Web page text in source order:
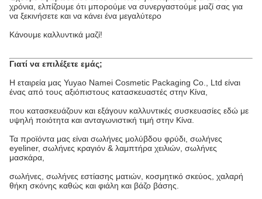
χρόνια, ελπίζουμε ότι μπορούμε να συνεργαστούμε μαζί σας για
να ξεκινήσετε και να κάνει ένα μεγαλύτερο
Κάνουμε καλλυντικά μαζί!
Γιατί να επιλέξετε εμάς;
Η εταιρεία μας Yuyao Namei Cosmetic Packaging Co., Ltd είναι
ένας από τους αξιόπιστους κατασκευαστές στην Κίνα,
που κατασκευάζουν και εξάγουν καλλυντικές συσκευασίες εδώ με
υψηλή ποιότητα και ανταγωνιστική τιμή στην Κίνα.
Τα προϊόντα μας είναι σωλήνες μολύβδου φρύδι, σωλήνες
eyeliner, σωλήνες κραγιόν & λαμπτήρα χειλιών, σωλήνες
μασκάρα,
σωλήνες, σωλήνες εστίασης ματιών, κοσμητικό σκεύος, χαλαρή
θήκη σκόνης καθώς και φιάλη και βάζο βάσης.